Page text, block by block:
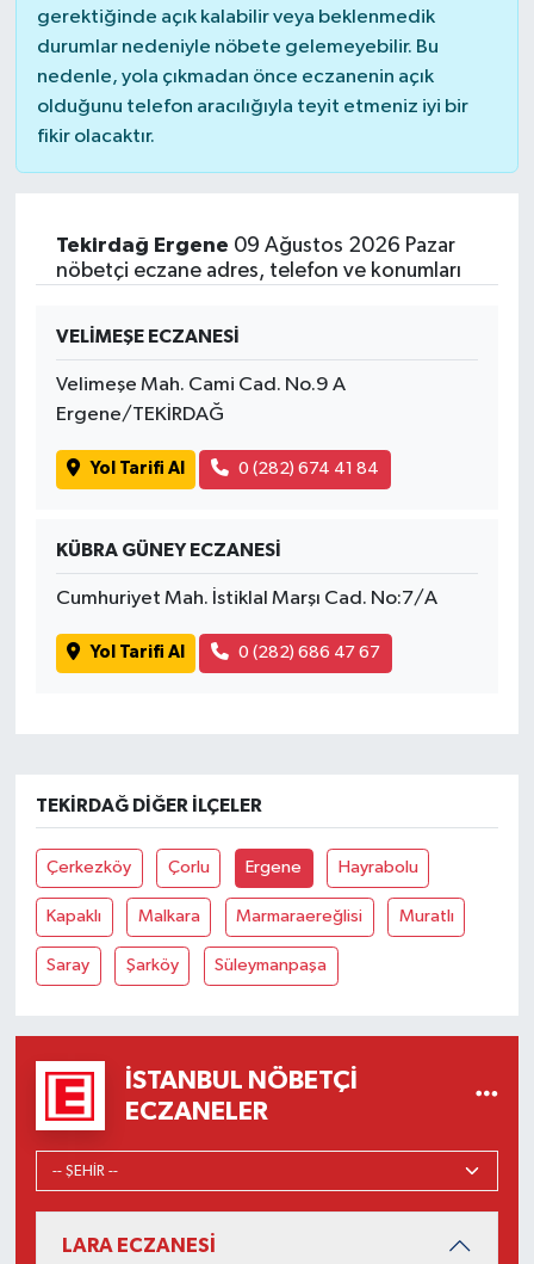
gerektiğinde açık kalabilir veya beklenmedik
durumlar nedeniyle nöbete gelemeyebilir. Bu
nedenle, yola çıkmadan önce eczanenin açık
olduğunu telefon aracılığıyla teyit etmeniz iyi bir
fikir olacaktır.
Tekirdağ Ergene 09 Ağustos 2026 Pazar
nöbetçi eczane adres, telefon ve konumları
VELİMEŞE ECZANESİ
Velimeşe Mah. Cami Cad. No.9 A
Ergene/TEKİRDAĞ
Yol Tarifi Al 0 (282) 674 41 84
KÜBRA GÜNEY ECZANESİ
Cumhuriyet Mah. İstiklal Marşı Cad. No:7/A
Yol Tarifi Al 0 (282) 686 47 67
TEKIRDAĞ DIĞER İLÇELER
Çerkezköy Çorlu Ergene Hayrabolu
Kapaklı Malkara Marmaraereğlisi Muratlı
Saray Şarköy Süleymanpaşa
İSTANBUL NÖBETÇI
ECZANELER
LARA ECZANESİ